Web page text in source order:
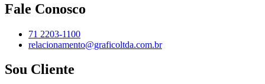
Fale Conosco
71 2203-1100
relacionamento@graficoltda.com.br
Sou Cliente